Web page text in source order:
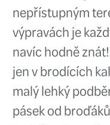
dvoje!
rozprostřít
pohodlně
ponožkách